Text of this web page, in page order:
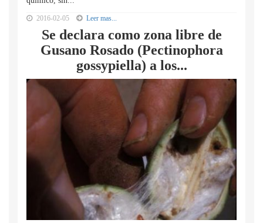
2016-02-05 Leer mas...
Se declara como zona libre de
Gusano Rosado (Pectinophora
gossypiella) a los...